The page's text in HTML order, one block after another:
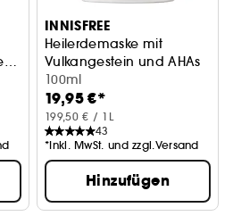
INNISFREE
Heilerdemaske mit
Vulkangestein und AHAs
Porenreduzierende Maske
100ml
19,95 €*
199,50 € / 1L
43
*Inkl. MwSt. und zzgl.Versand
Hinzufügen